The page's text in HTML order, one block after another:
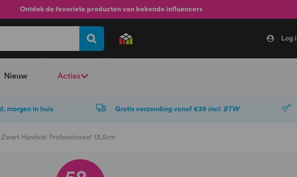
Ontdek de favoriete producten van bekende influencers
Log
Nieuw Acties
morgen in huis Gratis verzending vanaf €39 incl. BTW
Handvat Professioneel 13,5cm